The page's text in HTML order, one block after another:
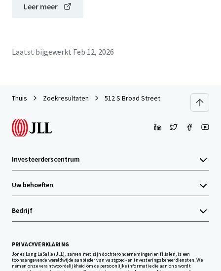
Leer meer
Laatst bijgewerkt Feb 12, 2026
Thuis Zoekresultaten 512 S Broad Street
Investeerderscentrum
Uw behoeften
Bedrijf
PRIVACYVERKLARING
Jones Lang LaSalle (JLL), samen met zijn dochterondernemingen en filialen, is een
toonaangevende wereldwijde aanbieder van vastgoed- en investeringsbeheerdiensten. We
nemen onze verantwoordelijkheid om de persoonlijke informatie die aan ons wordt